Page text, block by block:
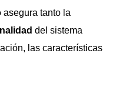
tanto la
del sistema
las características